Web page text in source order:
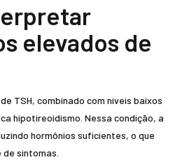
elevados de
TSH, combinado com níveis baixos
hipotireoidismo. Nessa condição, a
hormônios suficientes, o que
sintomas.